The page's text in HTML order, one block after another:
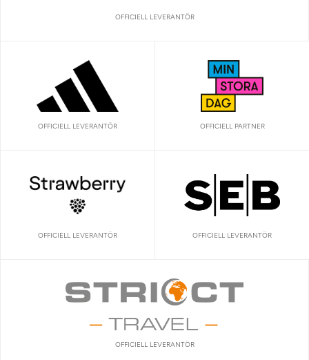
OFFICIELL LEVERANTÖR
OFFICIELL LEVERANTÖR OFFICIELL PARTNER
OFFICIELL LEVERANTÖR OFFICIELL LEVERANTÖR
OFFICIELL LEVERANTÖR